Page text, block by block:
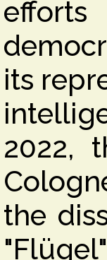
its
2022,
the